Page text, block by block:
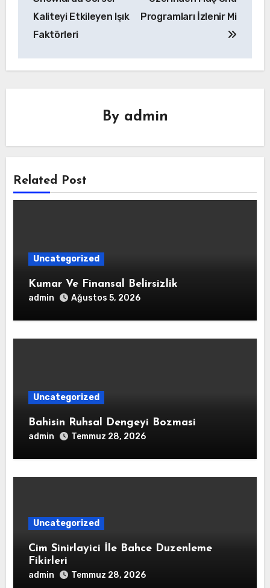
Kaliteyi Etkileyen Işık
Faktörleri
Programları İzlenir Mi
By admin
Related Post
Uncategorized
Kumar Ve Finansal Belirsizlik
admin Ağustos 5, 2026
Uncategorized
Bahisin Ruhsal Dengeyi Bozmasi
admin Temmuz 28, 2026
Uncategorized
Cim Sinirlayici İle Bahce Duzenleme
Fikirleri
admin Temmuz 28, 2026